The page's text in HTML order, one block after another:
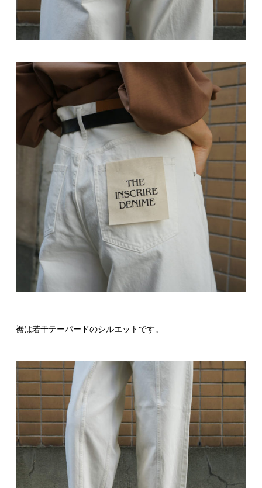
裾は若干テーパードのシルエットです。